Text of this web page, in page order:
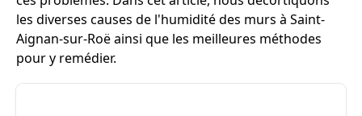
les diverses causes de l'humidité des murs à Saint-
Aignan-sur-Roë ainsi que les meilleures méthodes
pour y remédier.